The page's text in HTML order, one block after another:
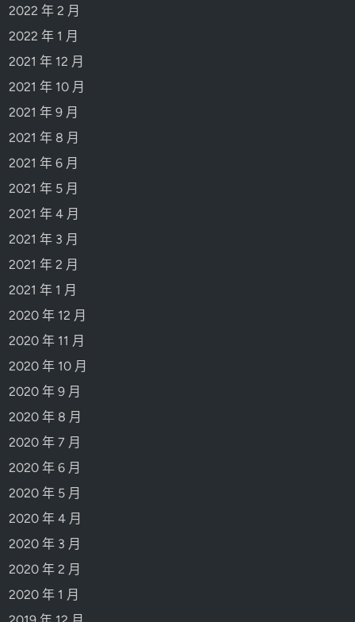
2022 年 2 月
2022 年 1 月
2021 年 12 月
2021 年 10 月
2021 年 9 月
2021 年 8 月
2021 年 6 月
2021 年 5 月
2021 年 4 月
2021 年 3 月
2021 年 2 月
2021 年 1 月
2020 年 12 月
2020 年 11 月
2020 年 10 月
2020 年 9 月
2020 年 8 月
2020 年 7 月
2020 年 6 月
2020 年 5 月
2020 年 4 月
2020 年 3 月
2020 年 2 月
2020 年 1 月